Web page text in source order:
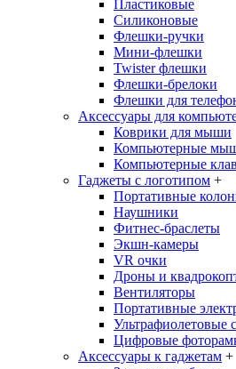
Пластиковые
Силиконовые
Флешки-ручки
Мини-флешки
Twister флешки
Флешки-брелоки
Флешки для
Аксессуары для
Коврики для мыши
Компьютерные
Компьютерные
Гаджеты с логотипом +
Портативные
Наушники
Фитнес-браслеты
Экшн-камеры
VR очки
Дроны и
Вентиляторы
Портативные
Ультрафиолетовые
Цифровые
Аксессуары к гаджетам +